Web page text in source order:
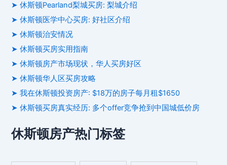
➤ 休斯顿Pearland梨城买房: 梨城介绍
➤ 休斯顿医学中心买房: 好社区介绍
➤ 休斯顿治安情况
➤ 休斯顿买房实用指南
➤ 休斯顿房产市场现状，华人买房好区
➤ 休斯顿华人区买房攻略
➤ 我在休斯顿投资房产: $18万的房子每月租$1650
➤ 休斯顿买房真实经历: 多个offer竞争抢到中国城低价房
休斯顿房产热门标签